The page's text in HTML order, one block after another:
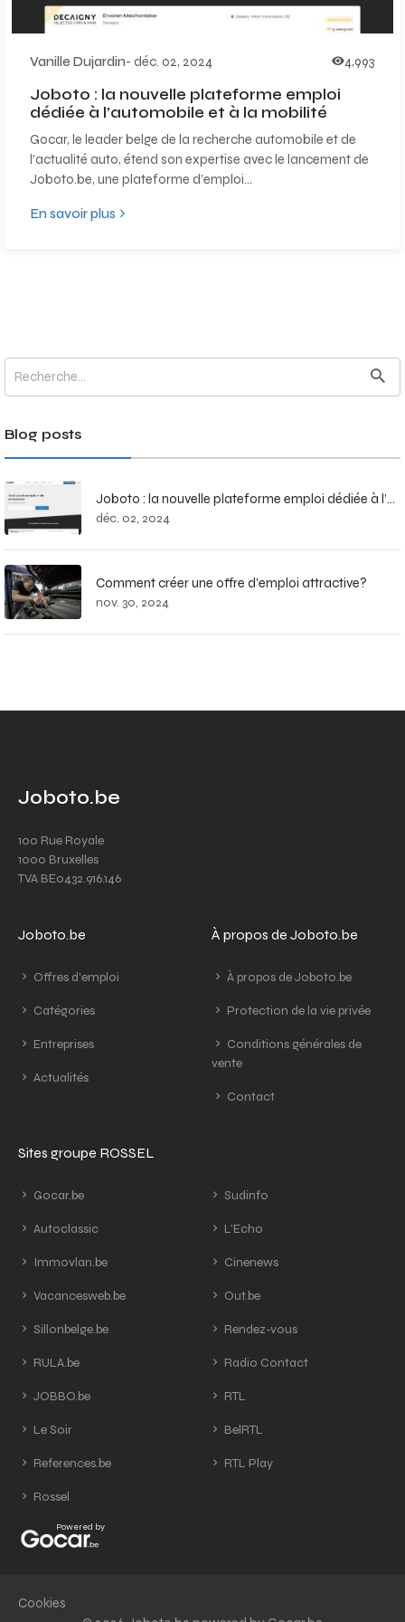
Vanille Dujardin- déc. 02, 2024 4,993
Joboto : la nouvelle plateforme emploi
dédiée à l’automobile et à la mobilité
Gocar, le leader belge de la recherche automobile et de
l’actualité auto, étend son expertise avec le lancement de
Joboto.be, une plateforme d’emploi...
En savoir plus
Blog posts
Joboto : la nouvelle plateforme emploi dédiée à l’automobile et à la mobilité
déc. 02, 2024
Comment créer une offre d’emploi attractive?
nov. 30, 2024
Joboto.be
100 Rue Royale
1000 Bruxelles
TVA BE0432.916.146
Joboto.be
Offres d'emploi
Catégories
Entreprises
Actualités
À propos de Joboto.be
À propos de Joboto.be
Protection de la vie privée
Conditions générales de
vente
Contact
Sites groupe ROSSEL
Gocar.be
Autoclassic
Immovlan.be
Vacancesweb.be
Sillonbelge.be
RULA.be
JOBBO.be
Le Soir
References.be
Rossel
Sudinfo
L'Echo
Cinenews
Out.be
Rendez-vous
Radio Contact
RTL
BelRTL
RTL Play
Powered by
Cookies